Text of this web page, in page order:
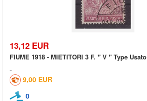
13,12 EUR
FIUME 1918 - MIETITORI 3 F. " V " Type Usato
9,00 EUR
0